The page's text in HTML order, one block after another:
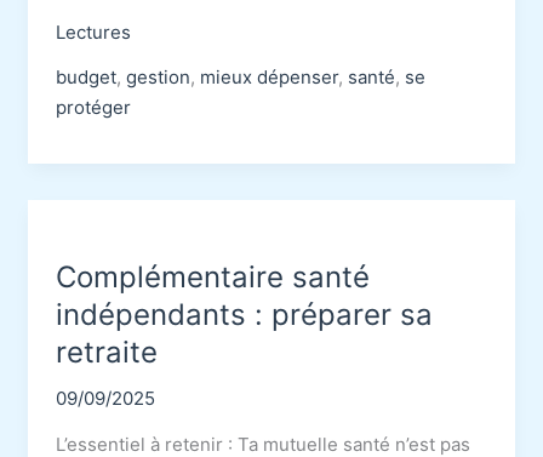
révèle
ta
personnalité
Découvre
ton
Lectures
budget, gestion, mieux dépenser, santé, se
protéger
Complémentaire santé
indépendants : préparer sa
retraite
09/09/2025
L’essentiel à retenir : Ta mutuelle santé n’est pas